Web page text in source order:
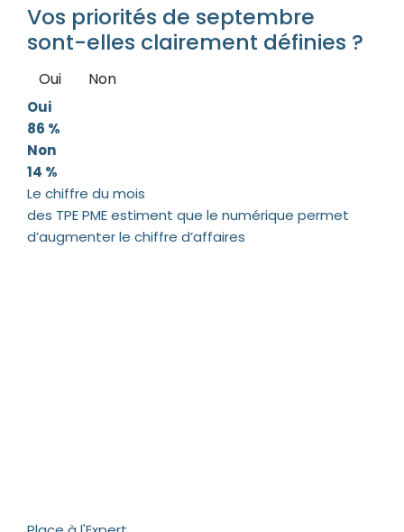
Vos priorités de septembre
sont-elles clairement définies ?
Oui Non
Oui
86 %
Non
14 %
Le chiffre du mois
des TPE PME estiment que le numérique permet
d’augmenter le chiffre d’affaires